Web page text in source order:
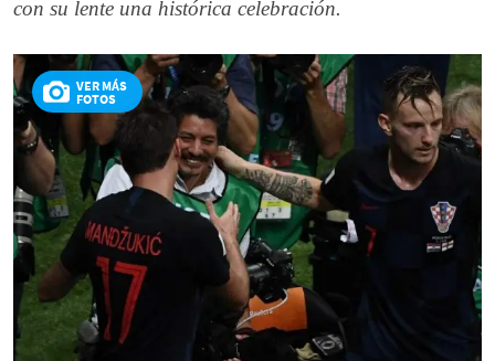
con su lente una histórica celebración.
VER MÁS
FOTOS